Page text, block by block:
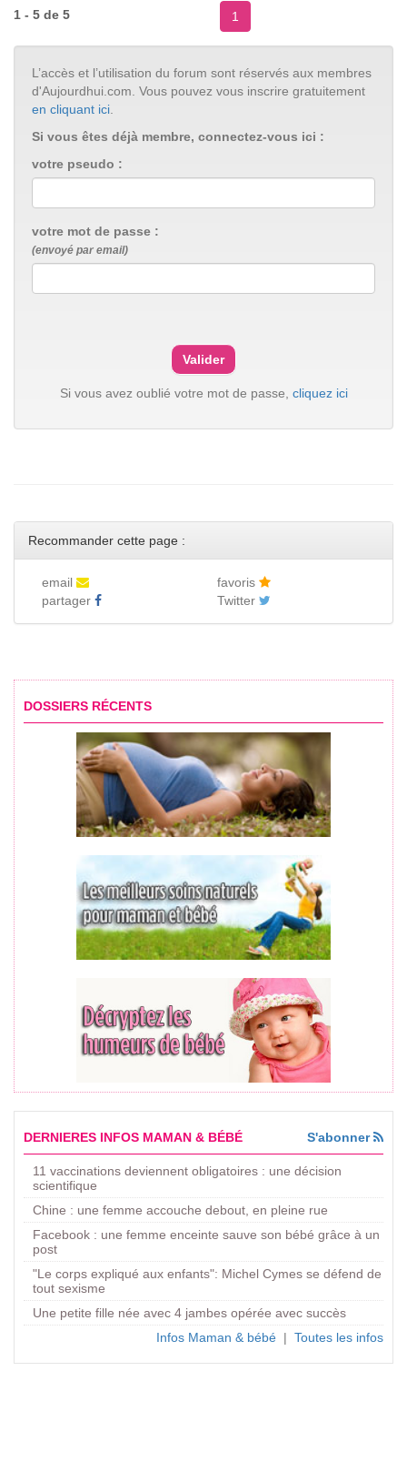
1 - 5 de 5 1
L’accès et l’utilisation du forum sont réservés aux membres
d'Aujourdhui.com. Vous pouvez vous inscrire gratuitement
en cliquant ici.
Si vous êtes déjà membre, connectez-vous ici :
votre pseudo :
votre mot de passe :
(envoyé par email)
Si vous avez oublié votre mot de passe, cliquez ici
Recommander cette page :
email
favoris
partager
Twitter
DOSSIERS RÉCENTS
DERNIERES INFOS MAMAN & BÉBÉ S'abonner
11 vaccinations deviennent obligatoires : une décision
scientifique
Chine : une femme accouche debout, en pleine rue
Facebook : une femme enceinte sauve son bébé grâce à un
post
"Le corps expliqué aux enfants": Michel Cymes se défend de
tout sexisme
Une petite fille née avec 4 jambes opérée avec succès
Infos Maman & bébé | Toutes les infos